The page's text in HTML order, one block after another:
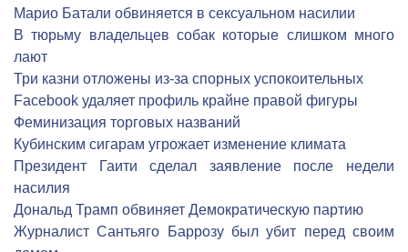
Марио Батали обвиняется в сексуальном насилии
В тюрьму владельцев собак которые слишком много
лают
Три казни отложены из-за спорных успокоительных
Facebook удаляет профиль крайне правой фигуры
Феминизация торговых названий
Кубинским сигарам угрожает изменение климата
Президент Гаити сделал заявление после недели
насилия
Дональд Трамп обвиняет Демократическую партию
Журналист Сантьяго Баррозу был убит перед своим